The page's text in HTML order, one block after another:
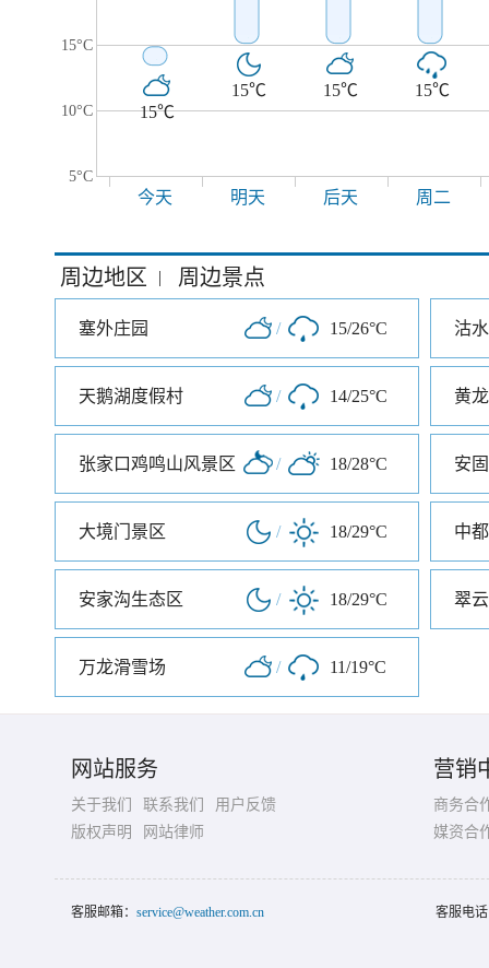
15°C
10°C
5°C
15℃
15℃ 15℃ 15℃
今天 明天 后天 周二
周边地区 | 周边景点
塞外庄园 / 15/26°C 沽
天鹅湖度假村 / 14/25°C 黄
张家口鸡鸣山风景区 / 18/28°C 安
大境门景区 / 18/29°C 中
安家沟生态区 / 18/29°C 翠
万龙滑雪场 / 11/19°C
网站服务
关于我们 联系我们
用户反馈
版权声明
网站律师
营销
商务合
媒资合
客服邮箱： service@weather.com.cn 客服电